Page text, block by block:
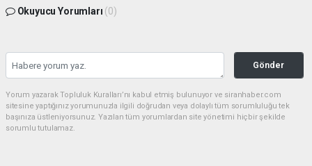
Okuyucu Yorumları (0)
Gönder
Yorum yazarak Topluluk Kuralları’nı kabul etmiş bulunuyor ve siranhaber.com
sitesine yaptığınız yorumunuzla ilgili doğrudan veya dolaylı tüm sorumluluğu tek
başınıza üstleniyorsunuz. Yazılan tüm yorumlardan site yönetimi hiçbir şekilde
sorumlu tutulamaz.